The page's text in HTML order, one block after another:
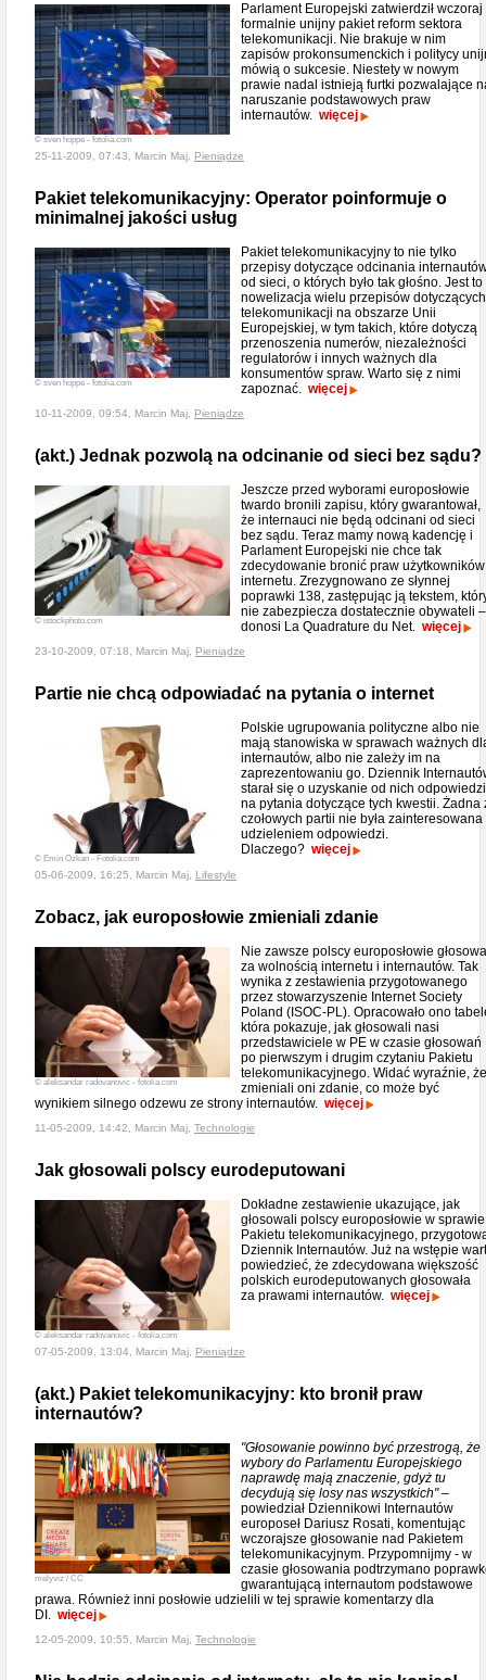
© sven hoppe - fotolia.com
Parlament Europejski zatwierdził wczoraj
formalnie unijny pakiet reform sektora
telekomunikacji. Nie brakuje w nim
zapisów prokonsumenckich i politycy
mówią o sukcesie. Niestety w nowym
prawie nadal istnieją furtki pozwalające
naruszanie podstawowych praw
internautów. więcej
25-11-2009, 07:43, Marcin Maj, Pieniądze
Pakiet telekomunikacyjny: Operator poinformuje o
minimalnej jakości usług
© sven hoppe - fotolia.com
Pakiet telekomunikacyjny to nie tylko
przepisy dotyczące odcinania
od sieci, o których było tak głośno. Jest to
nowelizacja wielu przepisów dotyczących
telekomunikacji na obszarze Unii
Europejskiej, w tym takich, które dotyczą
przenoszenia numerów, niezależności
regulatorów i innych ważnych dla
konsumentów spraw. Warto się z nimi
zapoznać. więcej
10-11-2009, 09:54, Marcin Maj, Pieniądze
(akt.) Jednak pozwolą na odcinanie od sieci bez sądu?
© istockphoto.com
Jeszcze przed wyborami europosłowie
twardo bronili zapisu, który gwarantował,
że internauci nie będą odcinani od sieci
bez sądu. Teraz mamy nową kadencję i
Parlament Europejski nie chce tak
zdecydowanie bronić praw użytkowników
internetu. Zrezygnowano ze słynnej
poprawki 138, zastępując ją tekstem,
nie zabezpiecza dostatecznie obywateli –
donosi La Quadrature du Net. więcej
23-10-2009, 07:18, Marcin Maj, Pieniądze
Partie nie chcą odpowiadać na pytania o internet
© Emin Ozkan - Fotolia.com
Polskie ugrupowania polityczne albo nie
mają stanowiska w sprawach ważnych
internautów, albo nie zależy im na
zaprezentowaniu go. Dziennik
starał się o uzyskanie od nich odpowiedzi
na pytania dotyczące tych kwestii. Żadna
czołowych partii nie była zainteresowana
udzieleniem odpowiedzi.
Dlaczego? więcej
05-06-2009, 16:25, Marcin Maj, Lifestyle
Zobacz, jak europosłowie zmieniali zdanie
© aleksandar radovanovic - fotolia.com
Nie zawsze polscy europosłowie
za wolnością internetu i internautów. Tak
wynika z zestawienia przygotowanego
przez stowarzyszenie Internet Society
Poland (ISOC-PL). Opracowało ono
która pokazuje, jak głosowali nasi
przedstawiciele w PE w czasie głosowań
po pierwszym i drugim czytaniu Pakietu
telekomunikacyjnego. Widać wyraźnie, że
zmieniali oni zdanie, co może być
wynikiem silnego odzewu ze strony internautów. więcej
11-05-2009, 14:42, Marcin Maj, Technologie
Jak głosowali polscy eurodeputowani
© aleksandar radovanovic - fotolia.com
Dokładne zestawienie ukazujące, jak
głosowali polscy europosłowie w sprawie
Pakietu telekomunikacyjnego,
Dziennik Internautów. Już na wstępie
powiedzieć, że zdecydowana większość
polskich eurodeputowanych głosowała
za prawami internautów. więcej
07-05-2009, 13:04, Marcin Maj, Pieniądze
(akt.) Pakiet telekomunikacyjny: kto bronił praw
internautów?
melyviz / CC
"Głosowanie powinno być przestrogą, że
wybory do Parlamentu Europejskiego
naprawdę mają znaczenie, gdyż tu
decydują się losy nas wszystkich"–
powiedział Dziennikowi Internautów
europoseł Dariusz Rosati, komentując
wczorajsze głosowanie nad Pakietem
telekomunikacyjnym. Przypomnijmy - w
czasie głosowania podtrzymano
gwarantującą internautom podstawowe
prawa. Również inni posłowie udzielili w tej sprawie komentarzy dla
DI. więcej
12-05-2009, 10:55, Marcin Maj, Technologie